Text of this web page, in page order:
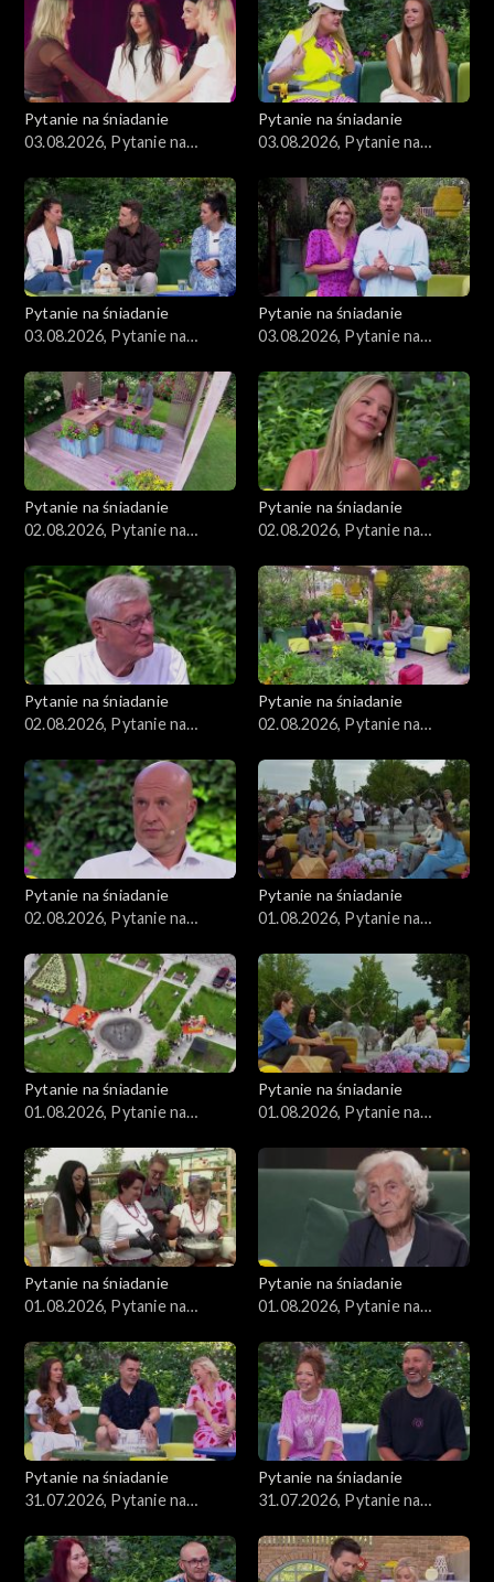
Pytanie na śniadanie
03.08.2026, Pytanie na
Pytanie na śniadanie
03.08.2026, Pytanie na
Pytanie na śniadanie
03.08.2026, Pytanie na
Pytanie na śniadanie
03.08.2026, Pytanie na
Pytanie na śniadanie
02.08.2026, Pytanie na
Pytanie na śniadanie
02.08.2026, Pytanie na
Pytanie na śniadanie
02.08.2026, Pytanie na
Pytanie na śniadanie
02.08.2026, Pytanie na
Pytanie na śniadanie
02.08.2026, Pytanie na
Pytanie na śniadanie
01.08.2026, Pytanie na
Pytanie na śniadanie
01.08.2026, Pytanie na
Pytanie na śniadanie
01.08.2026, Pytanie na
Pytanie na śniadanie
01.08.2026, Pytanie na
Pytanie na śniadanie
01.08.2026, Pytanie na
Pytanie na śniadanie
31.07.2026, Pytanie na
Pytanie na śniadanie
31.07.2026, Pytanie na